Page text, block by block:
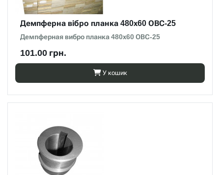
Демпферна вібро планка 480х60 ОВС-25
Демпферная вибро планка 480х60 ОВС-25
101.00 грн.
У кошик